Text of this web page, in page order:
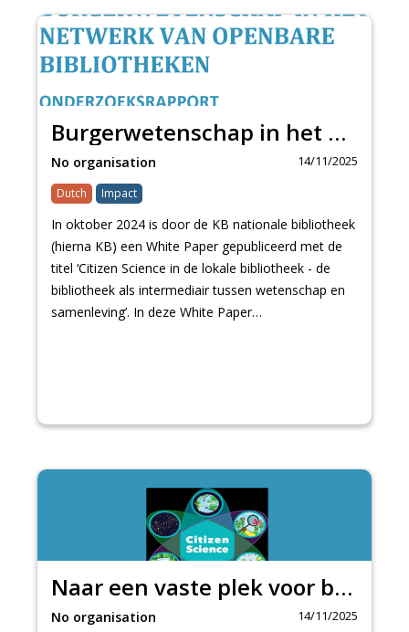
Burgerwetenschap in het netwerk van openbare bibliotheken
No organisation 14/11/2025
Dutch Impact
In oktober 2024 is door de KB nationale bibliotheek
(hierna KB) een White Paper gepubliceerd met de
titel ‘Citizen Science in de lokale bibliotheek - de
bibliotheek als intermediair tussen wetenschap en
samenleving’. In deze White Paper…
Naar een vaste plek voor burgerwetenschap in het netwerk van openbare bibliotheken
No organisation 14/11/2025